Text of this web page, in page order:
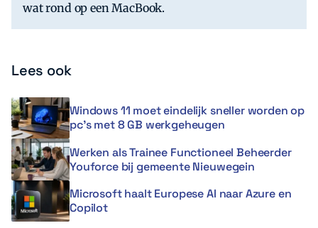
wat rond op een MacBook.
Lees ook
Windows 11 moet eindelijk sneller worden op
pc’s met 8 GB werkgeheugen
Werken als Trainee Functioneel Beheerder
Youforce bij gemeente Nieuwegein
Microsoft haalt Europese AI naar Azure en
Copilot